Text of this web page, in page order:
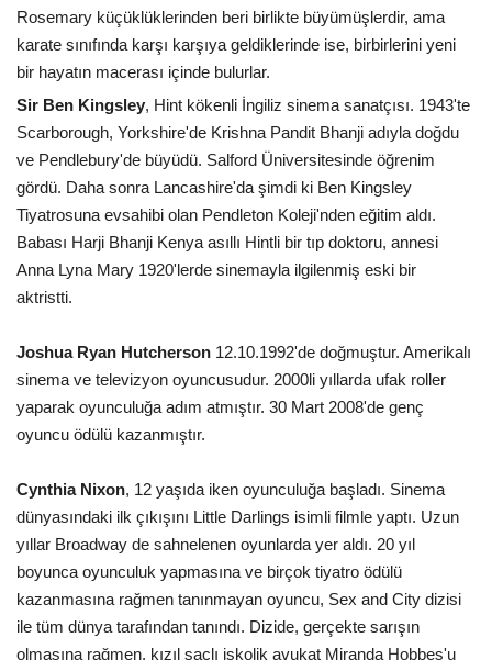
Rosemary küçüklüklerinden beri birlikte büyümüşlerdir, ama
karate sınıfında karşı karşıya geldiklerinde ise, birbirlerini yeni
bir hayatın macerası içinde bulurlar.
Sir Ben Kingsley, Hint kökenli İngiliz sinema sanatçısı. 1943'te
Scarborough, Yorkshire'de Krishna Pandit Bhanji adıyla doğdu
ve Pendlebury'de büyüdü. Salford Üniversitesinde öğrenim
gördü. Daha sonra Lancashire'da şimdi ki Ben Kingsley
Tiyatrosuna evsahibi olan Pendleton Koleji'nden eğitim aldı.
Babası Harji Bhanji Kenya asıllı Hintli bir tıp doktoru, annesi
Anna Lyna Mary 1920'lerde sinemayla ilgilenmiş eski bir
aktristti.
Joshua Ryan Hutcherson 12.10.1992'de doğmuştur. Amerikalı
sinema ve televizyon oyuncusudur. 2000li yıllarda ufak roller
yaparak oyunculuğa adım atmıştır. 30 Mart 2008'de genç
oyuncu ödülü kazanmıştır.
Cynthia Nixon, 12 yaşıda iken oyunculuğa başladı. Sinema
dünyasındaki ilk çıkışını Little Darlings isimli filmle yaptı. Uzun
yıllar Broadway de sahnelenen oyunlarda yer aldı. 20 yıl
boyunca oyunculuk yapmasına ve birçok tiyatro ödülü
kazanmasına rağmen tanınmayan oyuncu, Sex and City dizisi
ile tüm dünya tarafından tanındı. Dizide, gerçekte sarışın
olmasına rağmen, kızıl saçlı işkolik avukat Miranda Hobbes'u